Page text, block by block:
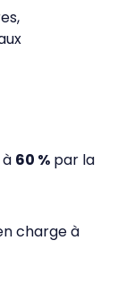
60 % par la
charge à